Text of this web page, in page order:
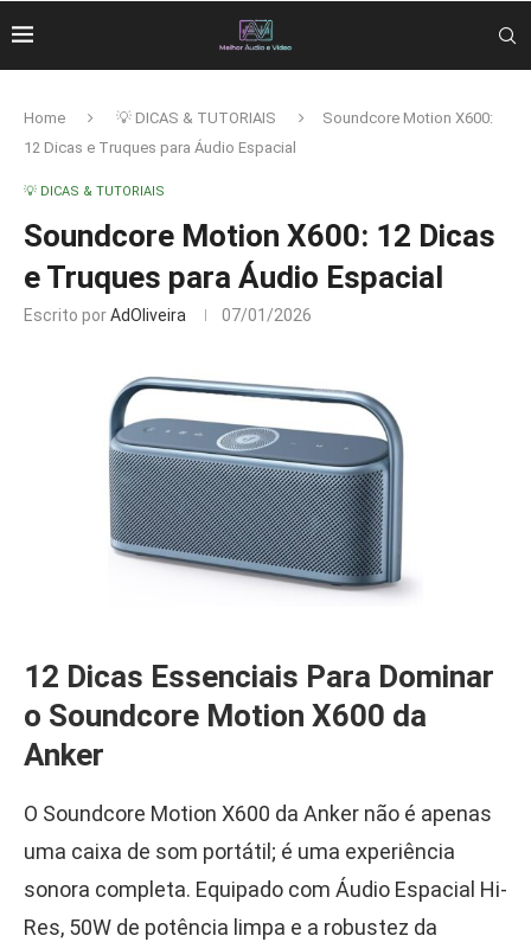
Home 💡 DICAS & TUTORIAIS
Soundcore Motion X600:
12 Dicas e Truques para Áudio Espacial
💡 DICAS & TUTORIAIS
Soundcore Motion X600: 12 Dicas
e Truques para Áudio Espacial
Escrito porAdOliveira 07/01/2026
12 Dicas Essenciais Para Dominar
o Soundcore Motion X600 da
Anker
O Soundcore Motion X600 da Anker não é apenas
uma caixa de som portátil; é uma experiência
sonora completa. Equipado com Áudio Espacial Hi-
Res, 50W de potência limpa e a robustez da